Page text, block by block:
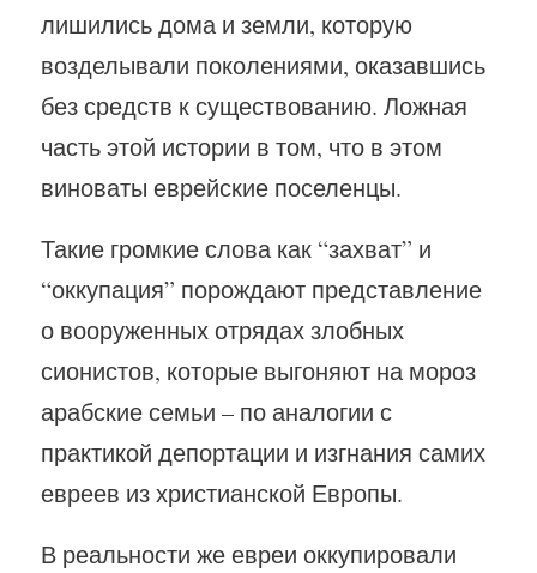
лишились дома и земли, которую
возделывали поколениями, оказавшись
без средств к существованию. Ложная
часть этой истории в том, что в этом
виноваты еврейские поселенцы.
Такие громкие слова как “захват” и
“оккупация” порождают представление
о вооруженных отрядах злобных
сионистов, которые выгоняют на мороз
арабские семьи – по аналогии с
практикой депортации и изгнания самих
евреев из христианской Европы.
В реальности же евреи оккупировали